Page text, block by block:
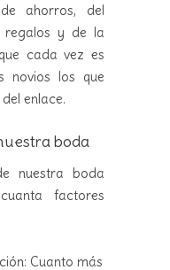
ahorros, del
regalos y de la
cada vez es
novios los que
enlace.
boda
nuestra boda
factores
Cuanto más